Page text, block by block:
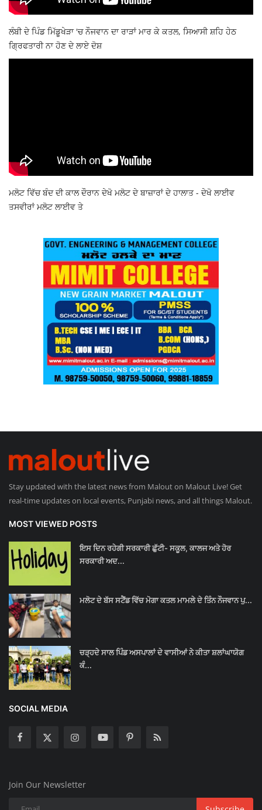
ਲੰਬੀ ਦੇ ਪਿੰਡ ਮਿੱਡੂਖੇੜਾ 'ਚ ਨੌਜਵਾਨ ਦਾ ਰਾੜਾਂ ਮਾਰ ਕੇ ਕਤਲ, ਸਿਆਸੀ ਸ਼ਹਿ ਹੇਠ
ਗ੍ਰਿਫਤਾਰੀ ਨਾ ਹੋਣ ਦੇ ਲਾਏ ਦੋਸ਼
ਮਲੋਟ ਵਿੱਚ ਬੰਦ ਦੀ ਕਾਲ ਦੌਰਾਨ ਦੇਖੋ ਮਲੋਟ ਦੇ ਬਾਜ਼ਾਰਾਂ ਦੇ ਹਾਲਾਤ - ਦੇਖੋ ਲਾਈਵ
ਤਸਵੀਰਾਂ ਮਲੋਟ ਲਾਈਵ ਤੇ
Stay updated with the latest news from Malout on Malout Live! Get
real-time updates on local events, Punjabi news, and all things Malout.
MOST VIEWED POSTS
ਇਸ ਦਿਨ ਰਹੇਗੀ ਸਰਕਾਰੀ ਛੁੱਟੀ- ਸਕੂਲ, ਕਾਲਜ ਅਤੇ ਹੋਰ
ਸਰਕਾਰੀ ਅਦ...
ਮਲੋਟ ਦੇ ਬੱਸ ਸਟੈਂਡ ਵਿੱਚ ਮੋਗਾ ਕਤਲ ਮਾਮਲੇ ਦੇ ਤਿੰਨ ਨੌਜਵਾਨ ਪੁ...
ਚੜ੍ਹਦੇ ਸਾਲ ਪਿੰਡ ਅਸਪਾਲਾਂ ਦੇ ਵਾਸੀਆਂ ਨੇ ਕੀਤਾ ਸ਼ਲਾਂਘਾਯੋਗ
ਕੰ...
SOCIAL MEDIA
Join Our Newsletter